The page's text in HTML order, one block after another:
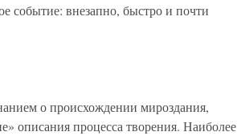
событие: внезапно, быстро и почти
о происхождении мироздания,
описания процесса творения. Наиболее